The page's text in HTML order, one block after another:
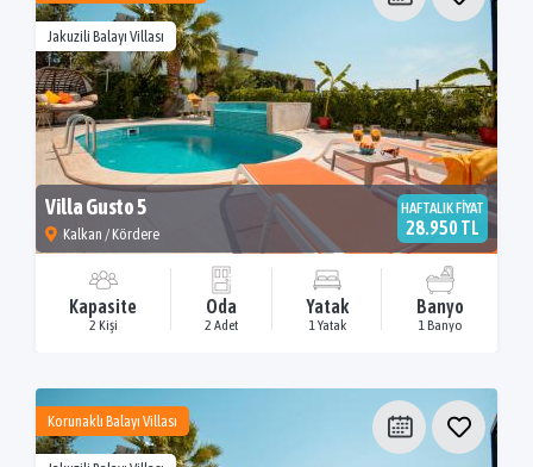
Jakuzili Balayı Villası
Villa Gusto 5
Kalkan / Kördere
HAFTALIK FİYAT
28.950 TL
Kapasite
2 Kişi
Oda
2 Adet
Yatak
1 Yatak
Banyo
1 Banyo
Korunaklı Balayı Villası